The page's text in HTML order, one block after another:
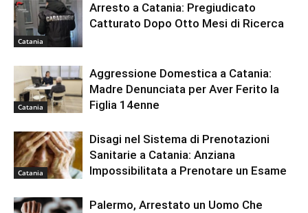
Catania
Arresto a Catania: Pregiudicato
Catturato Dopo Otto Mesi di Ricerca
Catania
Aggressione Domestica a Catania:
Madre Denunciata per Aver Ferito la
Figlia 14enne
Catania
Disagi nel Sistema di Prenotazioni
Sanitarie a Catania: Anziana
Impossibilitata a Prenotare un Esame
Palermo, Arrestato un Uomo Che